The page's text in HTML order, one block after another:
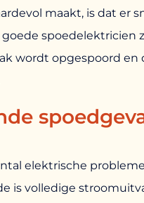
maakt, is dat er
spoedelektricien
wordt opgespoord en
elektrische
is volledige